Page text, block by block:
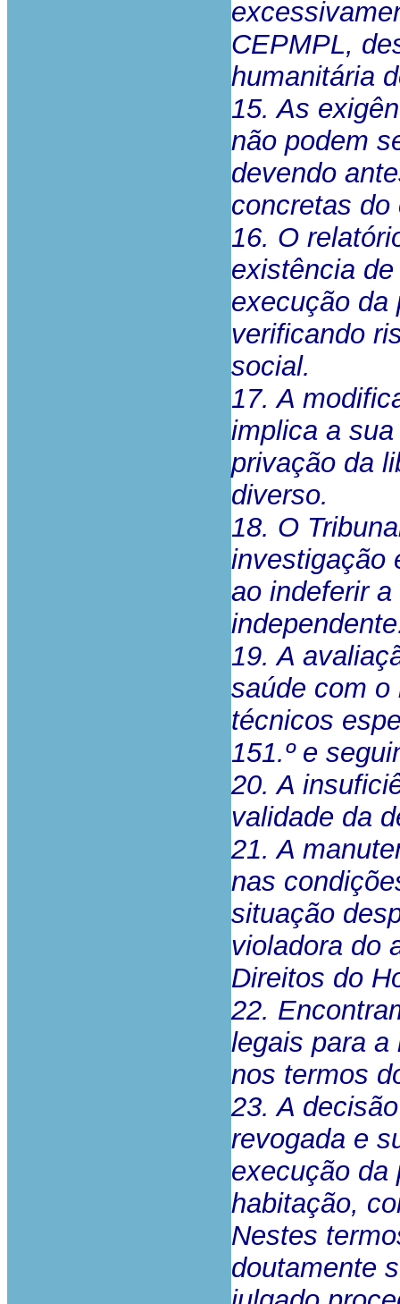
CEPMPL,
humanitária
15. As
não podem
devendo
concretas do
16. O
existência
execução da
verificando
social.
17. A
implica a
privação da
diverso.
18. O
investigação
ao indeferir
19. A
saúde com o
técnicos
151.º e
20. A
validade da
21. A
nas
situação
violadora do
Direitos do
22.
legais para a
nos termos
23. A
revogada e
execução da
habitação,
Nestes
doutamente